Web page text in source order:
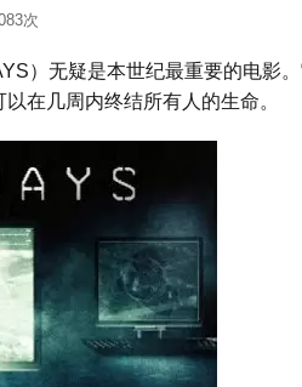
次
）无疑是本世纪最重要的电影
在几周内终结所有人的生命。